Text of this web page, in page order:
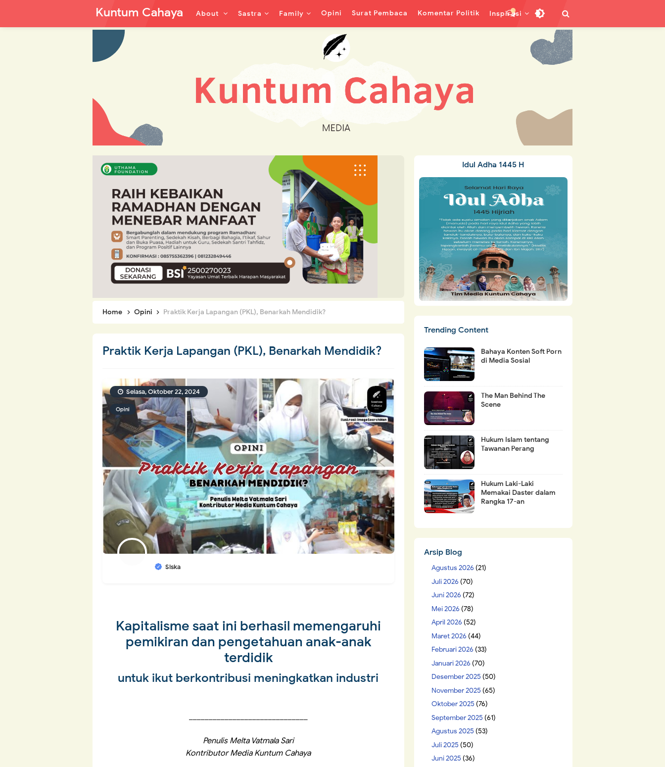
Kuntum Cahaya About Sastra Family Opini Surat Pembaca Komentar Politik Inspirasi
Home Opini Praktik Kerja Lapangan (PKL), Benarkah Mendidik?
Praktik Kerja Lapangan (PKL), Benarkah Mendidik?
Opini
Siska
Selasa, Oktober 22, 2024
Kapitalisme saat ini berhasil memengaruhi
pemikiran dan pengetahuan anak-anak
terdidik
untuk ikut berkontribusi meningkatkan industri
Penulis Melta Vatmala Sari
Kontributor Media Kuntum Cahaya
Idul Adha 1445 H
Trending Content
Bahaya Konten Soft Porn
di Media Sosial
The Man Behind The
Scene
Hukum Islam tentang
Tawanan Perang
Hukum Laki-Laki
Memakai Daster dalam
Rangka 17-an
Arsip Blog
Agustus 2026 (21)
Juli 2026 (70)
Juni 2026 (72)
Mei 2026 (78)
April 2026 (52)
Maret 2026 (44)
Februari 2026 (33)
Januari 2026 (70)
Desember 2025 (50)
November 2025 (65)
Oktober 2025 (76)
September 2025 (61)
Agustus 2025 (53)
Juli 2025 (50)
Juni 2025 (36)